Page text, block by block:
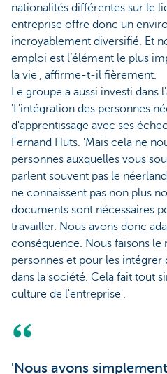
nationalités différentes sur le
entreprise offre donc un
incroyablement diversifié. Et
emploi est l’élément le plus
la vie', affirme-t-il fièrement.
Le groupe a aussi investi dans
'L'intégration des personnes
d'apprentissage avec ses
Fernand Huts. 'Mais cela ne
personnes auxquelles vous
parlent souvent pas le
ne connaissent pas non plus
documents sont nécessaires
travailler. Nous avons donc
conséquence. Nous faisons le
personnes et pour les intégrer
dans la société. Cela fait tout
culture de l'entreprise'.
'Nous avons